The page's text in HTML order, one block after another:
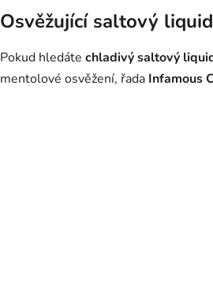
Osvěžující saltový
Pokud hledáte chladivý saltový
mentolové osvěžení, řada Infamous